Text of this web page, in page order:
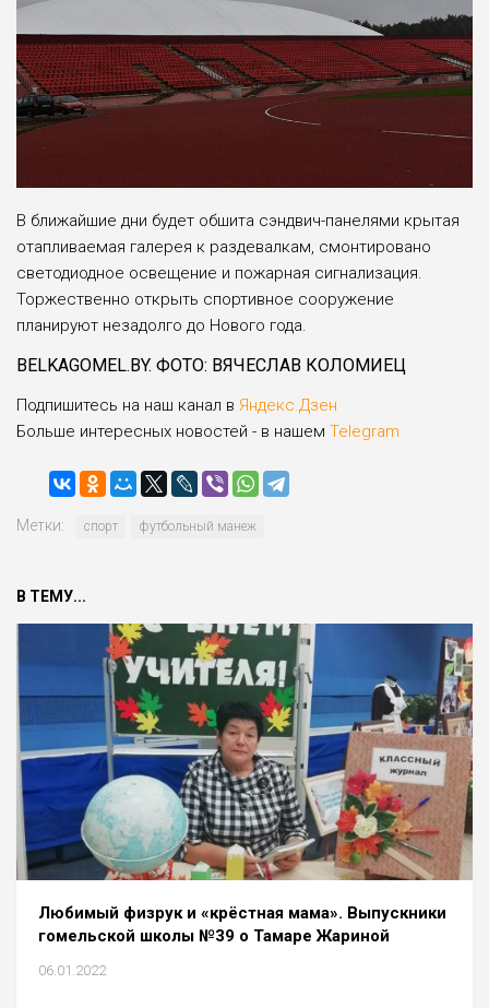
В ближайшие дни будет обшита сэндвич-панелями крытая
отапливаемая галерея к раздевалкам, смонтировано
светодиодное освещение и пожарная сигнализация.
Торжественно открыть спортивное сооружение
планируют незадолго до Нового года.
BELKAGOMEL.BY. ФОТО: ВЯЧЕСЛАВ КОЛОМИЕЦ
Подпишитесь на наш канал в Яндекс.Дзен
Больше интересных новостей - в нашем Telegram
Метки: спорт футбольный манеж
В ТЕМУ...
Любимый физрук и «крёстная мама». Выпускники
гомельской школы №39 о Тамаре Жариной
06.01.2022